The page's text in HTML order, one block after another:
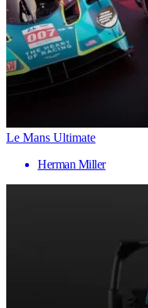
Le Mans Ultimate
Herman Miller